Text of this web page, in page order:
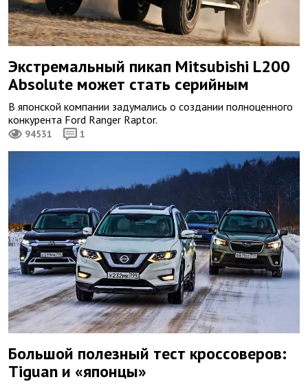
Экстремальный пикап Mitsubishi L200
Absolute может стать серийным
В японской компании задумались о создании полноценного
конкурента Ford Ranger Raptor.
94531 1
Большой полезный тест кроссоверов:
Tiguan и «японцы»